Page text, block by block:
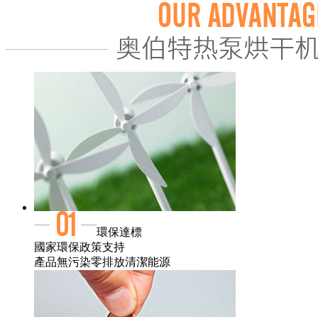
環保達標
國家環保政策支持
產品無污染零排放清潔能源